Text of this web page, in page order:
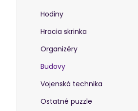
Hodiny
Hracia skrinka
Organizéry
Budovy
Vojenská technika
Ostatné puzzle